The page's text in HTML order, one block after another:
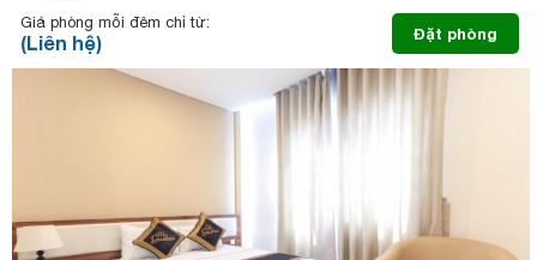
Giá phòng mỗi đêm chỉ từ:
(Liên hệ) Đặt phòng